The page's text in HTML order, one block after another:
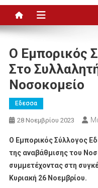
Ο Εμπορικός
Στο
Νοσοκομείο
Εδεσσα
28 Νοεμβρίου 2023
O Εμπορικός Σύλλογος
της αναβάθμισης του
συμμετέχοντας στη
Κυριακή 26 Νοεμβρίου.